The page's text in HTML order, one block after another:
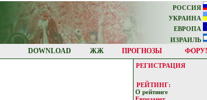
РОССИЯ
УКРАИНА
ЕВРОПА
ИЗРАИЛЬ
DOWNLOAD ЖЖ ПРОГНОЗЫ
РЕГИСТРАЦИЯ
РЕЙТИНГ:
О рейтинге